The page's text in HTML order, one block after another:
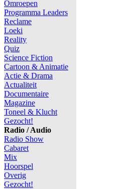
Omroepen
Programma Leaders
Reclame
Loeki
Reality
Quiz
Science Fiction
Cartoon & Animatie
Actie & Drama
Actualiteit
Documentaire
Magazine
Toneel & Klucht
Gezocht!
Radio / Audio
Radio Show
Cabaret
Mix
Hoorspel
Overig
Gezocht!